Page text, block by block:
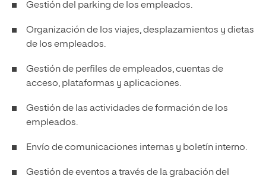
Gestión del parking de los empleados.
Organización de los viajes, desplazamientos y dietas
de los empleados.
Gestión de perfiles de empleados, cuentas de
acceso, plataformas y aplicaciones.
Gestión de las actividades de formación de los
empleados.
Envío de comunicaciones internas y boletín interno.
Gestión de eventos a través de la grabación del